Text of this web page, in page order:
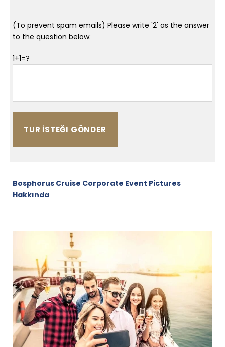
(To prevent spam emails) Please write '2' as the answer
to the question below:
1+1=?
Bosphorus Cruise Corporate Event Pictures
Hakkında